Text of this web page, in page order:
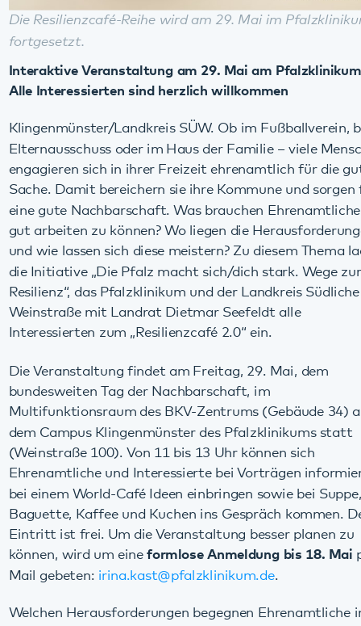
Alle Interessierten sind herzlich willkommen
Klingenmünster/Landkreis SÜW. Ob im Fußballverein, beim
engagieren sich in ihrer Freizeit ehrenamtlich für die gute
Sache. Damit bereichern sie ihre Kommune und sorgen für
eine gute Nachbarschaft. Was brauchen Ehrenamtliche, um
gut arbeiten zu können? Wo liegen die Herausforderungen
und wie lassen sich diese meistern? Zu diesem Thema laden
die Initiative „Die Pfalz macht sich/dich stark. Wege zur
Resilienz“, das Pfalzklinikum und der Landkreis Südliche
Weinstraße mit Landrat Dietmar Seefeldt alle
Interessierten zum „Resilienzcafé 2.0“ ein.
bundesweiten Tag der Nachbarschaft, im
Multifunktionsraum des BKV-Zentrums (Gebäude 34) auf
dem Campus Klingenmünster des Pfalzklinikums statt
(Weinstraße 100). Von 11 bis 13 Uhr können sich
bei einem World-Café Ideen einbringen sowie bei Suppe,
Baguette, Kaffee und Kuchen ins Gespräch kommen. Der
Eintritt ist frei. Um die Veranstaltung besser planen zu
können, wird um eineformlose Anmeldung bis 18. Mai per
Mail gebeten: irina.kast @pfalzklinikum.de.
Welchen Herausforderungen begegnen Ehrenamtliche im
Alltag jenseits der finanziellen Fragen? Dazu hält Business-
& Lifecoach Jutta Lischke von der Initiative „Stark im
Ehrenamt“ einen Impulsvortrag. Danach berichten Helga
Schreieck vom Haus der Familie Bad Bergzabern, Armin
Schowalter vom Landauer Verein Südstern e.V., Nicole
Löhlein vom SV Klingenmünster in Kurzvorträgen von ihren